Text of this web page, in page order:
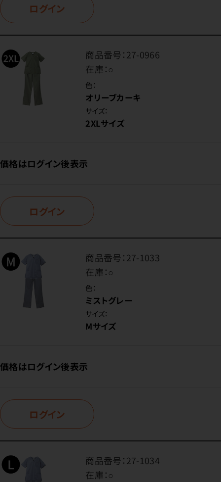
ログイン
商品番号：27-0966
在庫：○
色：
オリーブカーキ
サイズ：
2XLサイズ
価格はログイン後表示
ログイン
商品番号：27-1033
在庫：○
色：
ミストグレー
サイズ：
Mサイズ
価格はログイン後表示
ログイン
商品番号：27-1034
在庫：○